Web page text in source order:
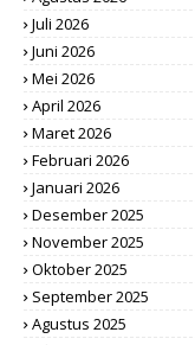
Juli 2026
Juni 2026
Mei 2026
April 2026
Maret 2026
Februari 2026
Januari 2026
Desember 2025
November 2025
Oktober 2025
September 2025
Agustus 2025